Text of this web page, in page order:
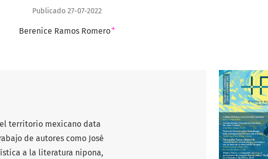
Publicado 27-07-2022
Berenice Ramos Romero+
territorio mexicano data
de autores como José
a la literatura nipona,